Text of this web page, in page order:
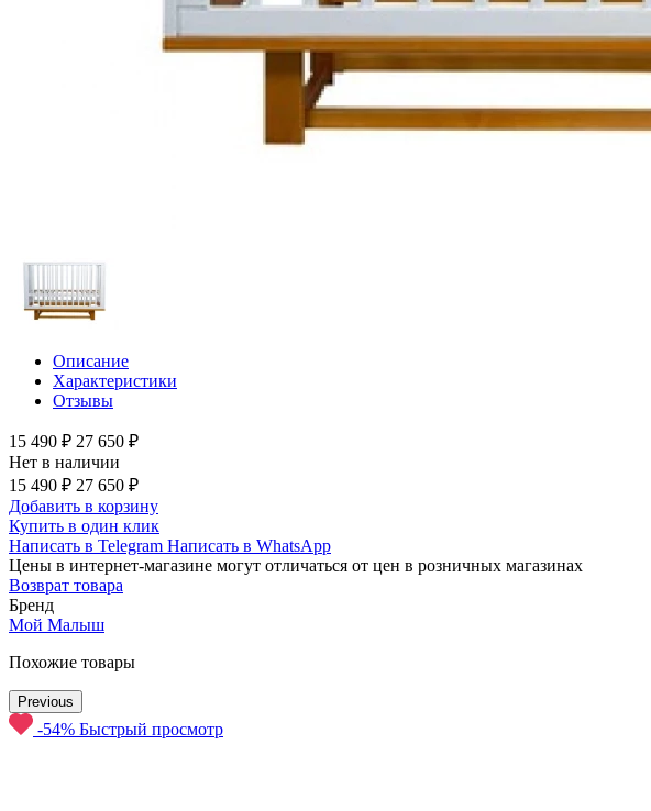
Описание
Характеристики
Отзывы
15 490 ₽ 27 650 ₽
Нет в наличии
15 490 ₽ 27 650 ₽
Добавить в корзину
Купить в один клик
Написать в Telegram Написать в WhatsApp
Цены в интернет-магазине могут отличаться от цен в розничных магазинах
Возврат товара
Бренд
Мой Малыш
Похожие товары
Previous
-54% Быстрый просмотр